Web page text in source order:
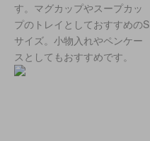
す。マグカップやスープカッ
プのトレイとしておすすめのS
サイズ。小物入れやペンケー
スとしてもおすすめです。